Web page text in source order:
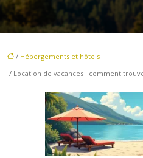
/ Hébergements et hôtels
/ Location de vacances : comment